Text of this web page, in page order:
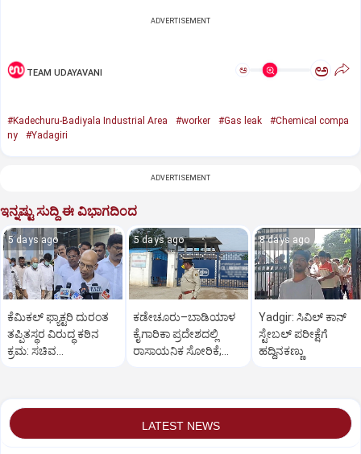
ADVERTISEMENT
TEAM UDAYAVANI ಅ ಅ
#Kadechuru-Badiyala Industrial Area #worker #Gas leak
#Chemical compa
ny
#Yadagiri
ADVERTISEMENT
ಇನ್ನಷ್ಟು ಸುದ್ದಿ ಈ ವಿಭಾಗದಿಂದ
5 days ago
ಕೆಮಿಕಲ್ ಫ್ಯಾಕ್ಟರಿ ದುರಂತ
ತಪ್ಪಿತಸ್ಥರ ವಿರುದ್ಧ ಕಠಿನ
ಕ್ರಮ: ಸಚಿವ
5 days ago
ಕಡೇಚೂರು–ಬಾಡಿಯಾಳ
ಕೈಗಾರಿಕಾ ಪ್ರದೇಶದಲ್ಲಿ
ರಾಸಾಯನಿಕ ಸೋರಿಕೆ;
8 days ago
Yadgir: ಸಿವಿಲ್ ಕಾನ್
ಸ್ಟೇಬಲ್ ಪರೀಕ್ಷೆಗೆ
ಹದ್ದಿನಕಣ್ಣು
LATEST NEWS